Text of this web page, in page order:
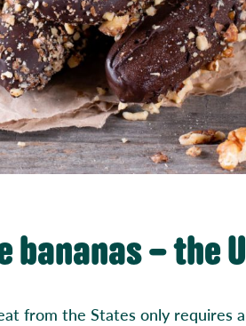
– the
from the States only requires